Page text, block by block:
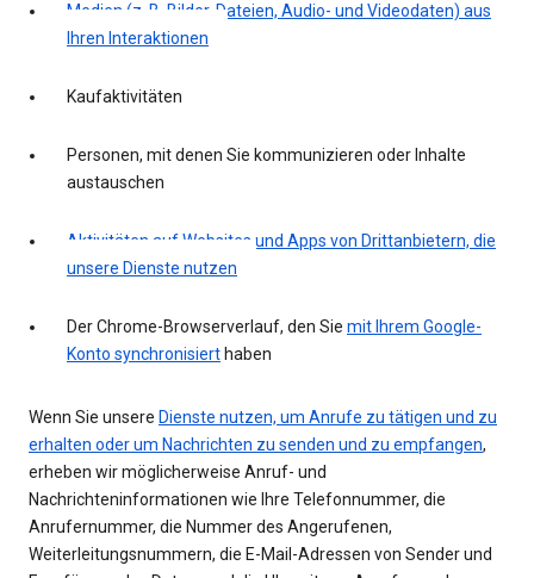
Medien (z. B. Bilder, Dateien, Audio- und Videodaten) aus
Ihren Interaktionen
Kaufaktivitäten
Personen, mit denen Sie kommunizieren oder Inhalte
austauschen
Aktivitäten auf Websites und Apps von Drittanbietern, die
unsere Dienste nutzen
Der Chrome-Browserverlauf, den Sie mit Ihrem Google-
Konto synchronisiert haben
Wenn Sie unsere Dienste nutzen, um Anrufe zu tätigen und zu
erhalten oder um Nachrichten zu senden und zu empfangen,
erheben wir möglicherweise Anruf- und
Nachrichteninformationen wie Ihre Telefonnummer, die
Anrufernummer, die Nummer des Angerufenen,
Weiterleitungsnummern, die E-Mail-Adressen von Sender und